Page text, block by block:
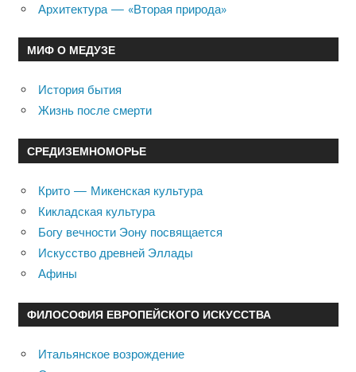
Архитектура — «Вторая природа»
МИФ О МЕДУЗЕ
История бытия
Жизнь после смерти
СРЕДИЗЕМНОМОРЬЕ
Крито — Микенская культура
Кикладская культура
Богу вечности Эону посвящается
Искусство древней Эллады
Афины
ФИЛОСОФИЯ ЕВРОПЕЙСКОГО ИСКУССТВА
Итальянское возрождение